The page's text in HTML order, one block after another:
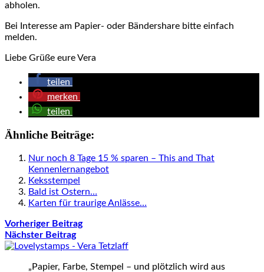
abholen.
Bei Interesse am Papier- oder Bändershare bitte einfach
melden.
Liebe Grüße eure Vera
teilen
merken
teilen
Ähnliche Beiträge:
Nur noch 8 Tage 15 % sparen – This and That
Kennenlernangebot
Keksstempel
Bald ist Ostern…
Karten für traurige Anlässe…
Vorheriger Beitrag
Nächster Beitrag
„Papier, Farbe, Stempel – und plötzlich wird aus